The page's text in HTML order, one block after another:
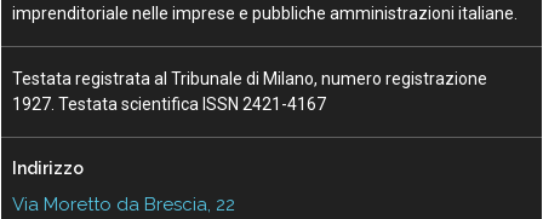
imprenditoriale nelle imprese e pubbliche amministrazioni italiane.
Testata registrata al Tribunale di Milano, numero registrazione
1927. Testata scientifica ISSN 2421-4167
Indirizzo
Via Moretto da Brescia, 22